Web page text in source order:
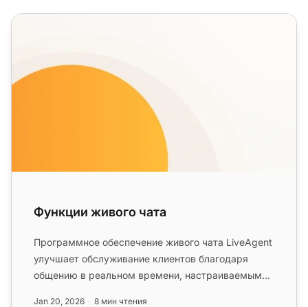
Функции живого чата
Функции живого чата
Программное обеспечение живого чата LiveAgent
улучшает обслуживание клиентов благодаря
общению в реальном времени, настраиваемым
Jan 20, 2026 8 мин чтения